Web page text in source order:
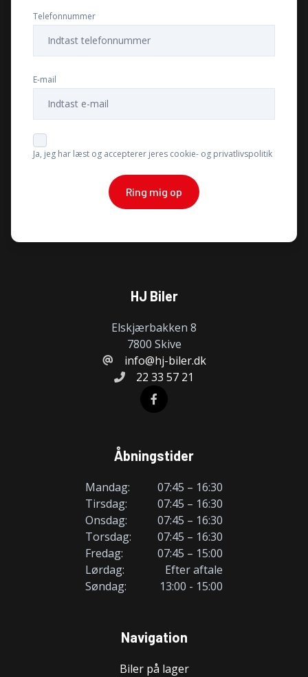
Telefonnummer
E-mail
Ja, jeg har læst og accepterer jeres cookie- og privatlivspolitik
Ring mig op
HJ Biler
Elskjærbakken 8
7800 Skive
info@hj-biler.dk
22 33 57 21
Åbningstider
Mandag:
07:45 – 16:30
Tirsdag:
07:45 – 16:30
Onsdag:
07:45 – 16:30
Torsdag:
07:45 – 16:30
Fredag:
07:45 – 15:00
Lørdag:
Efter aftale
Søndag:
13:00 - 15:00
Navigation
Biler på lager